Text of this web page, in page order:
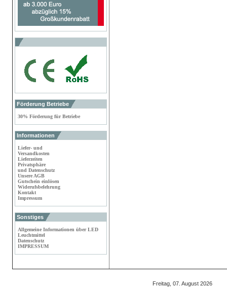
Förderung Betriebe
30% Förderung für Betriebe
Informationen
Liefer- und
Versandkosten
Lieferzeiten
Privatsphäre
und Datenschutz
Unsere AGB
Gutschein einlösen
Widerufsbelehrung
Kontakt
Impressum
Sonstiges
Allgemeine Informationen über LED
Leuchtmittel
Datenschutz
IMPRESSUM
Freitag, 07. August 2026